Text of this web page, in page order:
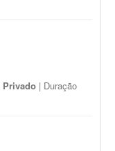
Privado | Duração